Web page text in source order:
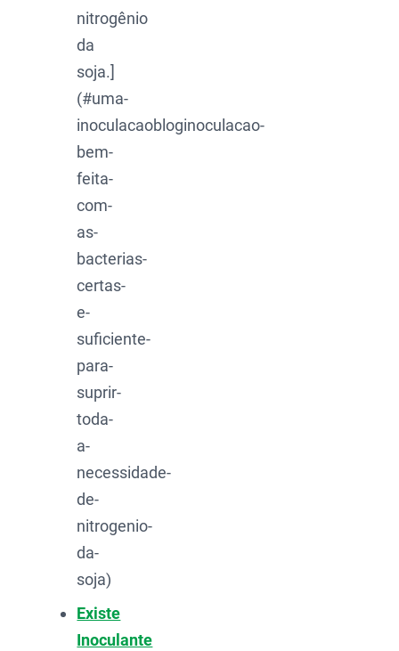
nitrogênio
da
soja.]
(#uma-
inoculacaobloginoculacao-
bem-
feita-
com-
as-
bacterias-
certas-
e-
suficiente-
para-
suprir-
toda-
a-
necessidade-
de-
nitrogenio-
da-
soja)
Existe
Inoculante